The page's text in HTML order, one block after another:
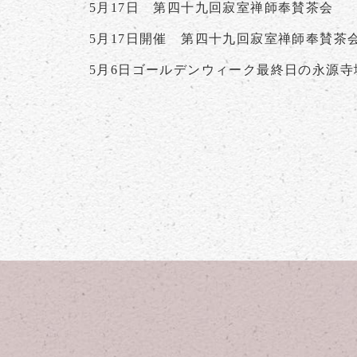
5月17日 第四十九回寂室禅師奉賛茶会
5月17日開催 第四十九回寂室禅師奉賛茶
5月6日ゴールデンウィーク最終日の永源寺